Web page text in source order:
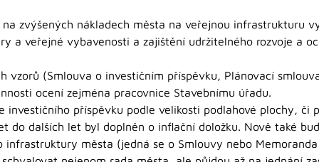
zvýšených nákladech města na veřejnou infrastrukturu
a veřejné vybavenosti a zajištění udržitelného rozvoje a
vzorů (Smlouva o investičním příspěvku, Plánovací
ocení zejména pracovnice Stavebnímu úřadu.
investičního příspěvku podle velikosti podlahové plochy, či
do dalších let byl doplněn o inflační doložku. Nově také
infrastruktury města (jedná se o Smlouvy nebo